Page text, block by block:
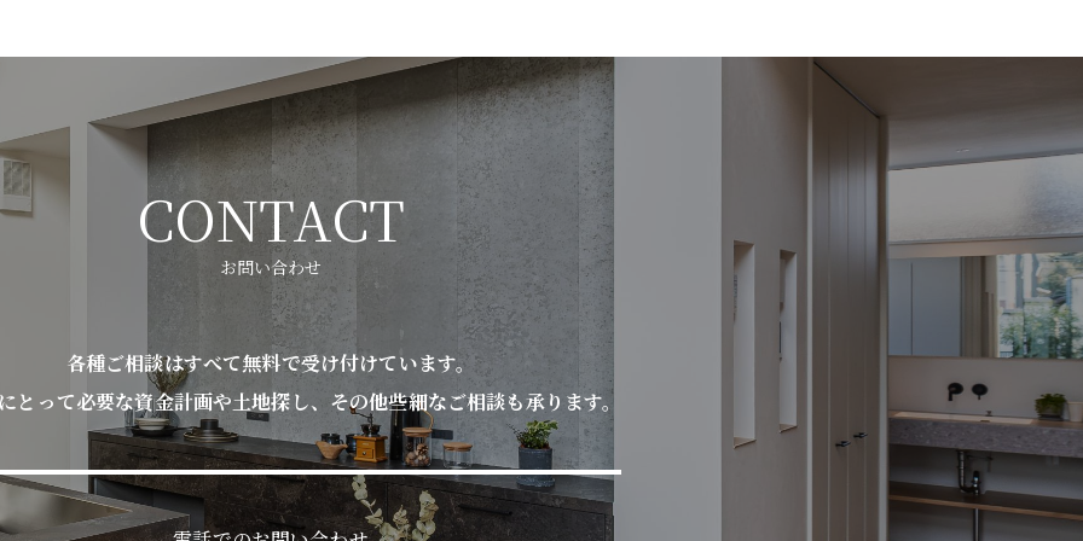
CONTACT
お問い合わせ
各種ご相談はすべて無料で受け付けています。
とって必要な資金計画や土地探し、その他些細なご相談も承ります。